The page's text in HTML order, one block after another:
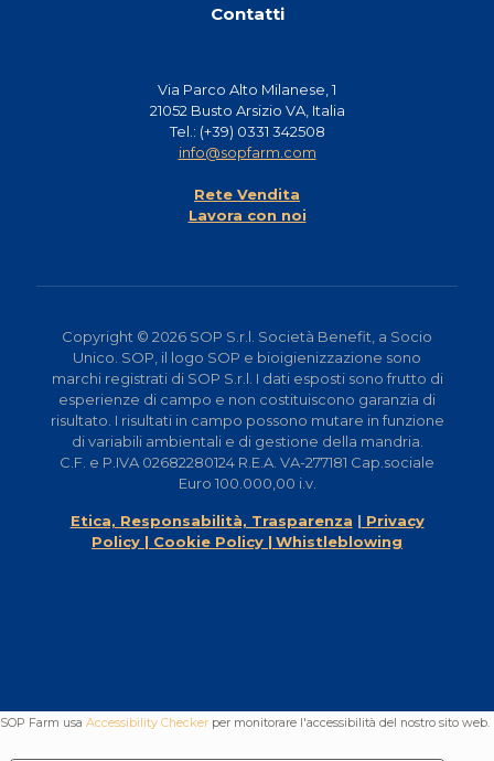
Contatti
Via Parco Alto Milanese, 1
21052 Busto Arsizio VA, Italia
Tel.: (+39) 0331 342508
info@sopfarm.com
Rete Vendita
Lavora con noi
Copyright © 2026 SOP S.r.l. Società Benefit, a Socio
Unico. SOP, il logo SOP e bioigienizzazione sono
marchi registrati di SOP S.r.l. I dati esposti sono frutto di
esperienze di campo e non costituiscono garanzia di
risultato. I risultati in campo possono mutare in funzione
di variabili ambientali e di gestione della mandria.
C.F. e P.IVA 02682280124 R.E.A. VA-277181 Cap.sociale
Euro 100.000,00 i.v.
Etica, Responsabilità, Trasparenza | Privacy
Policy | Cookie Policy | Whistleblowing
SOP Farm usa Accessibility Checker per monitorare l'accessibilità del nostro sito web.